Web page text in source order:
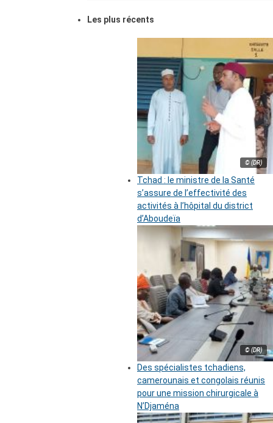
Les plus récents
© (DR)
Tchad : le ministre de la Santé
s’assure de l’effectivité des
activités à l’hôpital du district
d’Aboudeïa
© (DR)
Des spécialistes tchadiens,
camerounais et congolais réunis
pour une mission chirurgicale à
N’Djaména